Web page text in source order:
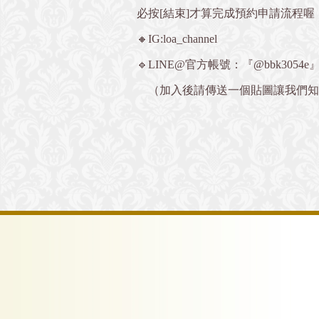
必按[結束]才算完成預約申請流程喔
🔸IG:loa_channel
🔹LINE@官方帳號：『@bbk3054e
（加入後請傳送一個貼圖讓我們